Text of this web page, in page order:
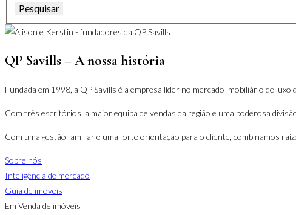
Pesquisar
QP Savills – A nossa história
Fundada em 1998, a QP Savills é a empresa líder no mercado imobiliário de luxo
Com três escritórios, a maior equipa de vendas da região e uma poderosa
Com uma gestão familiar e uma forte orientação para o cliente, combinamos
Sobre nós
Inteligência de mercado
Guia de imóveis
Em Venda de imóveis